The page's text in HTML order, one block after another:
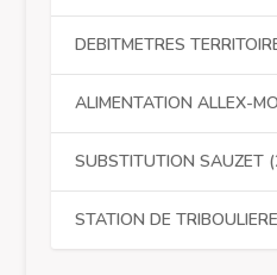
DEBITMETRES
ALIMENTATION ALLEX-
SUBSTITUTION SAUZET
STATION DE